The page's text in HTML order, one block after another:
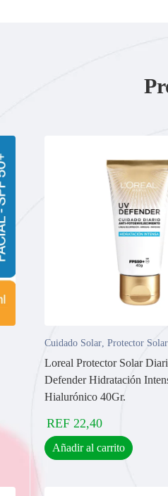
Cuidado Solar, Protector Solar
Loreal Protector Solar
Defender Hidratación
Hialurónico 40Gr.
REF 22,40
Añadir al carrito